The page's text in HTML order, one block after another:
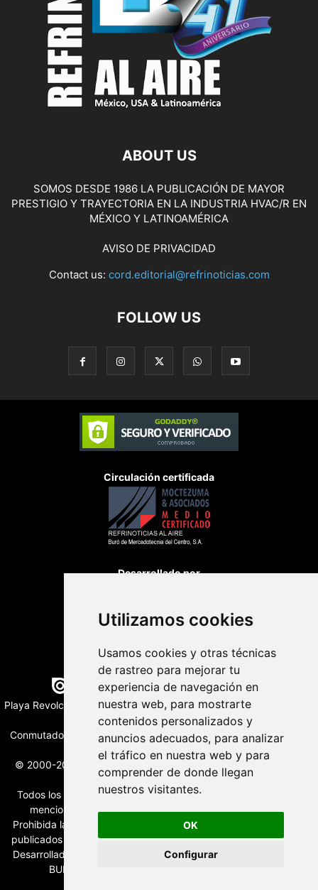
Utilizamos cookies
Usamos cookies y otras técnicas
de rastreo para mejorar tu
experiencia de navegación en
nuestra web, para mostrarte
contenidos personalizados y
anuncios adecuados, para analizar
el tráfico en nuestra web y para
comprender de donde llegan
nuestros visitantes.
OK
Configurar
ABOUT US
SOMOS DESDE 1986 LA PUBLICACIÓN DE MAYOR
PRESTIGIO Y TRAYECTORIA EN LA INDUSTRIA HVAC/R EN
MÉXICO Y LATINOAMÉRICA
AVISO DE PRIVACIDAD
Contact us: cord.editorial@refrinoticias.com
FOLLOW US
Circulación certificada
Desarrollado por
Edición digital con tecnología
Playa Revolcadero 222 Col. Reforma Iztaccihuatl Norte C.P. 08810
CIUDAD DE MEXICO
Conmutador CIUDAD DE MEXICO (+52) 555 740 4476, 555 740
© 2000-2026 BURO DE MERCADOTECNIA DEL CENTRO, S.A.
Todos los derechos reservados
Todos los nombres, marcas, logotipos, productos e imagenes
mencionados son propiedad de sus respectivos dueños
Prohibida la reproducción total o parcial de los contenidos aqui
publicados incluyendo cualquier medio electrónico o magnético
Desarrollado por REFRINOTICIAS INTERACTIVE una división de
BURO DE MERCADOTECNIA DEL CENTRO, S.A.